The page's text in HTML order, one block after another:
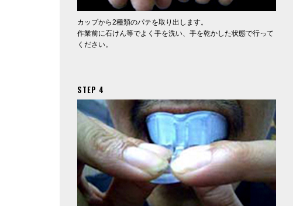
カップから2種類のパテを取り出します。
作業前に石けん等でよく手を洗い、手を乾かした状態で行って
ください。
STEP 4